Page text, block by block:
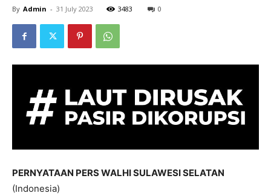
By Admin - 31 July 2023 3483 0
PERNYATAAN PERS WALHI SULAWESI SELATAN
(Indonesia)